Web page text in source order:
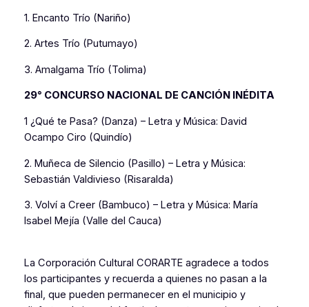
1. Encanto Trío (Nariño)
2. Artes Trío (Putumayo)
3. Amalgama Trío (Tolima)
29° CONCURSO NACIONAL DE CANCIÓN INÉDITA
1 ¿Qué te Pasa? (Danza) – Letra y Música: David
Ocampo Ciro (Quindío)
2. Muñeca de Silencio (Pasillo) – Letra y Música:
Sebastián Valdivieso (Risaralda)
3. Volví a Creer (Bambuco) – Letra y Música: María
Isabel Mejía (Valle del Cauca)
La Corporación Cultural CORARTE agradece a todos
los participantes y recuerda a quienes no pasan a la
final, que pueden permanecer en el municipio y